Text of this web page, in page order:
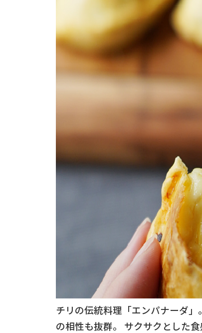
チリの伝統料理「エンパナーダ
の相性も抜群。 サクサクとした